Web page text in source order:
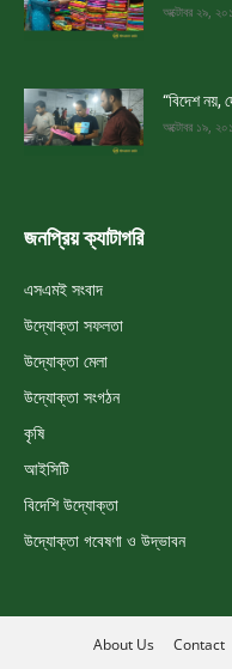
অক্টোবর ২৯,
“বিদেশ নয়,
অক্টোবর ১৯,
জনপ্রিয় ক্যাটাগরি
এসএমই সংবাদ
উদ্যোক্তা সফলতা
উদ্যোক্তা মেলা
উদ্যোক্তা সংগঠন
কৃষি
আইসিটি
বিদেশি উদ্যোক্তা
উদ্যোক্তা গবেষণা ও উদ্ভাবন
About Us Contact